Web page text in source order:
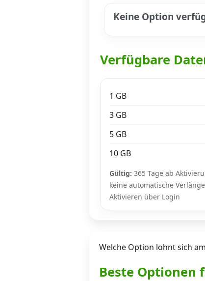
Keine Option
Verfügbare
1 GB
3 GB
5 GB
10 GB
Gültig: 365 Tage ab
keine automatische
Aktivieren über Login
Welche Option lohnt sich
Beste Optionen